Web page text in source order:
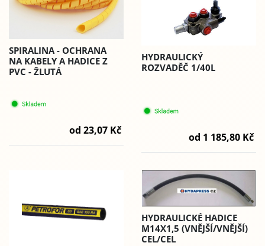
SPIRALINA - OCHRANA
NA KABELY A HADICE Z
PVC - ŽLUTÁ
od 23,07 Kč
HYDRAULICKÝ
ROZVADĚČ 1/40L
od 1 185,80 Kč
HYDRAULICKÉ HADICE
M14X1,5 (VNĚJŠÍ/VNĚJŠÍ)
CEL/CEL